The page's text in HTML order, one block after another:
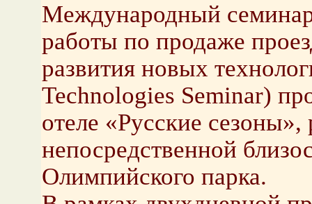
Международный
работы по продаже
развития новых
Technologies Seminar)
отеле «Русские
непосредственной
Олимпийского парка.